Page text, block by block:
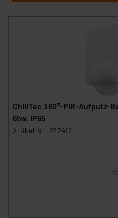
ChiliTec 360°-PIR-Aufputz-
65w, IP65
Artikel-Nr. 252412